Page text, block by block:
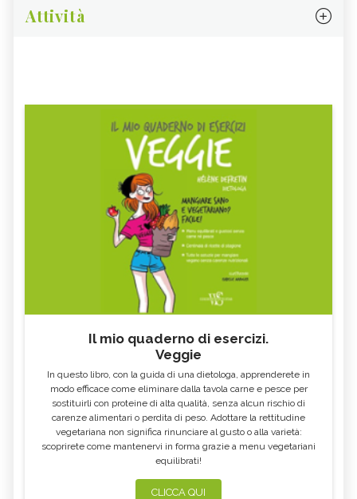
Attività
Il mio quaderno di esercizi.
Veggie
In questo libro, con la guida di una dietologa, apprenderete in
modo efficace come eliminare dalla tavola carne e pesce per
sostituirli con proteine di alta qualità, senza alcun rischio di
carenze alimentari o perdita di peso. Adottare la rettitudine
vegetariana non significa rinunciare al gusto o alla varietà:
scoprirete come mantenervi in forma grazie a menu vegetariani
equilibrati!
CLICCA QUI